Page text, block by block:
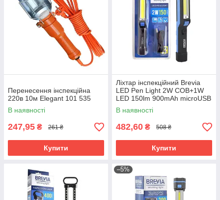
Перенесення інспекційна
220в 10м Elegant 101 535
В наявності
247,95 ₴ 261 ₴
Купити
Ліхтар інспекційний Brevia
LED Pen Light 2W COB+1W
LED 150lm 900mAh microUSB
11220
В наявності
482,60 ₴ 508 ₴
Купити
–5%